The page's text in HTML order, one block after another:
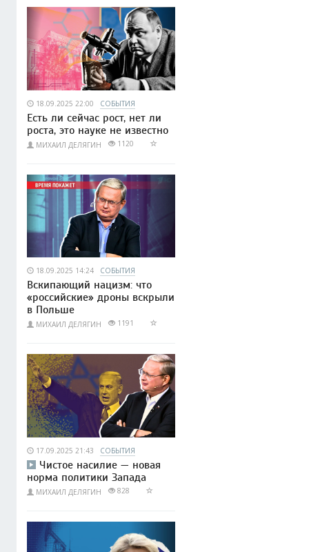
18.09.2025 22:00 СОБЫТИЯ
Есть ли сейчас рост, нет ли
роста, это науке не известно
МИХАИЛ ДЕЛЯГИН 1120
18.09.2025 14:24 СОБЫТИЯ
Вскипающий нацизм: что
«российские» дроны вскрыли
в Польше
МИХАИЛ ДЕЛЯГИН 1191
17.09.2025 21:43 СОБЫТИЯ
Чистое насилие — новая
норма политики Запада
МИХАИЛ ДЕЛЯГИН 828